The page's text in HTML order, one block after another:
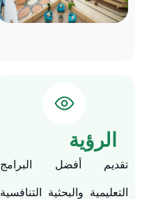
الرؤية
تقديم أفضل البرامج
التعليمية والبحثية التنافسية